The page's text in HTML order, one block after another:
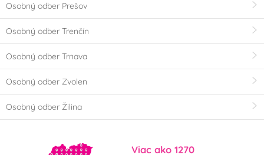
Osobný odber Prešov
Osobný odber Trenčín
Osobný odber Trnava
Osobný odber Zvolen
Osobný odber Žilina
Viac ako 1270